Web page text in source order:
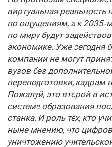
виртуальная реальность
по ощущениям, а к
по миру будут
экономике. Уже сегодня
компании не могут
вузов без
переподготовки, кадрам
Пожалуй, это второй в
системе образования
станка. И роль тех, кто
ныне мнению, что
уничтожению